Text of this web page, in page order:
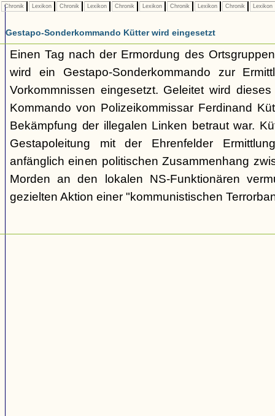
Chronik Lexikon Chronik Lexikon Chronik Lexikon Chronik Lexikon Chronik Lexikon
Gestapo-Sonderkommando Kütter wird eingesetzt
Einen Tag nach der Ermordung des
wird ein Gestapo-Sonderkommando zur
Vorkommnissen eingesetzt. Geleitet wird
Kommando von Polizeikommissar Ferdinand
Bekämpfung der illegalen Linken betraut war.
Gestapoleitung mit der Ehrenfelder
anfänglich einen politischen Zusammenhang
Morden an den lokalen NS-Funktionären
gezielten Aktion einer "kommunistischen